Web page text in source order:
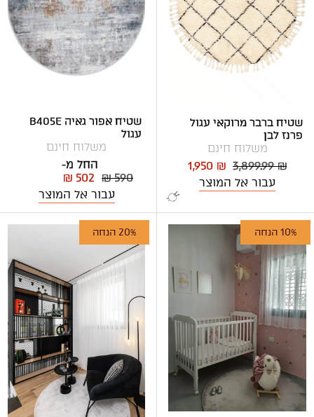
שטיח ברבר מרוקאי עגול
פרנז לבן
משלוח חינם
3,899.99 ₪
1,950 ₪
עבור אל המוצר
שטיח אפור גאיה B405E
עגול
משלוח חינם
החל מ-
₪ 590
₪ 502
עבור אל המוצר
10% הנחה 20% הנחה